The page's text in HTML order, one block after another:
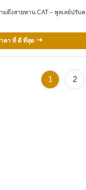
มตึงสายพาน CAT – พูลเลย์ปรับ
คา ที่ ดี ที่สุด
1 2